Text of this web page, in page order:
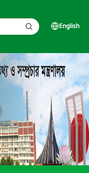
English